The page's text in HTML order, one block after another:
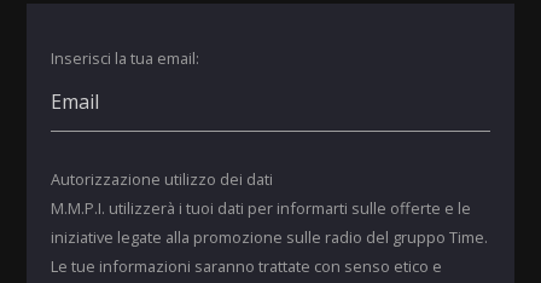
Inserisci la tua email:
Autorizzazione utilizzo dei dati
M.M.P.I. utilizzerà i tuoi dati per informarti sulle offerte e le
iniziative legate alla promozione sulle radio del gruppo Time.
Le tue informazioni saranno trattate con senso etico e